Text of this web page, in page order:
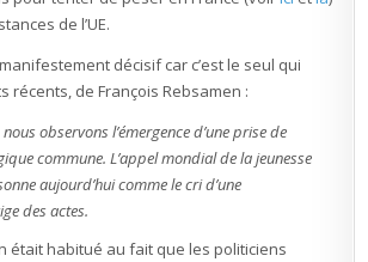
de l’UE.
décisif car c’est le seul qui
récents, de François Rebsamen :
observons l’émergence d’une prise de
commune. L’appel mondial de la jeunesse
aujourd’hui comme le cri d’une
des actes.
était habitué au fait que les politiciens